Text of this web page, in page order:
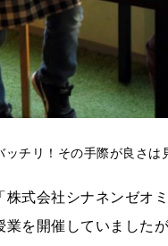
チリ！その手際が良さは
株式会社シナネンゼ
を開催していました